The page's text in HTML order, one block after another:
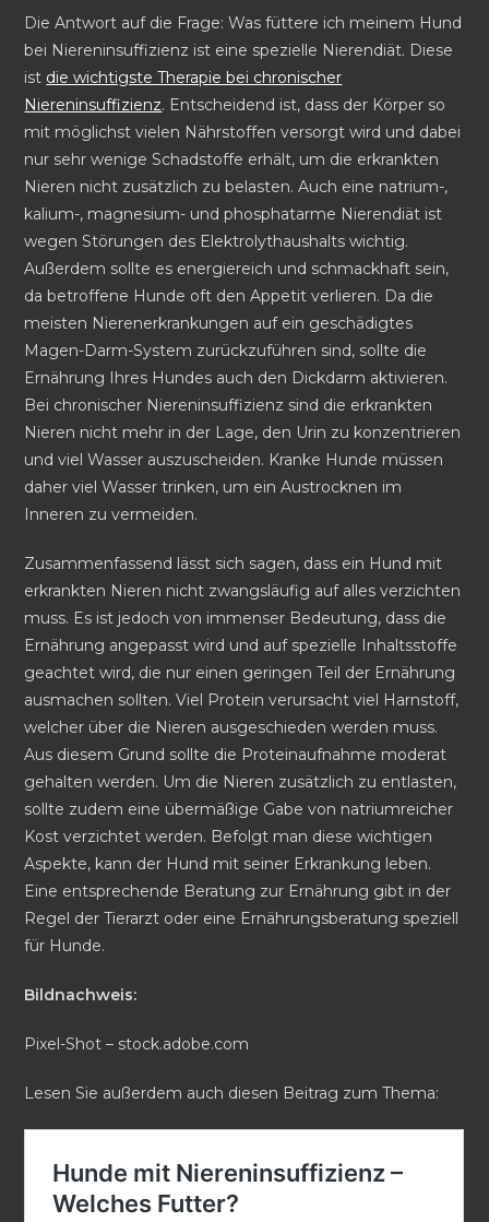
Die Antwort auf die Frage: Was füttere ich meinem Hund
bei Niereninsuffizienz ist eine spezielle Nierendiät. Diese
ist die wichtigste Therapie bei chronischer
Niereninsuffizienz. Entscheidend ist, dass der Körper so
mit möglichst vielen Nährstoffen versorgt wird und dabei
nur sehr wenige Schadstoffe erhält, um die erkrankten
Nieren nicht zusätzlich zu belasten. Auch eine natrium-,
kalium-, magnesium- und phosphatarme Nierendiät ist
wegen Störungen des Elektrolythaushalts wichtig.
Außerdem sollte es energiereich und schmackhaft sein,
da betroffene Hunde oft den Appetit verlieren. Da die
meisten Nierenerkrankungen auf ein geschädigtes
Magen-Darm-System zurückzuführen sind, sollte die
Ernährung Ihres Hundes auch den Dickdarm aktivieren.
Bei chronischer Niereninsuffizienz sind die erkrankten
Nieren nicht mehr in der Lage, den Urin zu konzentrieren
und viel Wasser auszuscheiden. Kranke Hunde müssen
daher viel Wasser trinken, um ein Austrocknen im
Inneren zu vermeiden.
Zusammenfassend lässt sich sagen, dass ein Hund mit
erkrankten Nieren nicht zwangsläufig auf alles verzichten
muss. Es ist jedoch von immenser Bedeutung, dass die
Ernährung angepasst wird und auf spezielle Inhaltsstoffe
geachtet wird, die nur einen geringen Teil der Ernährung
ausmachen sollten. Viel Protein verursacht viel Harnstoff,
welcher über die Nieren ausgeschieden werden muss.
Aus diesem Grund sollte die Proteinaufnahme moderat
gehalten werden. Um die Nieren zusätzlich zu entlasten,
sollte zudem eine übermäßige Gabe von natriumreicher
Kost verzichtet werden. Befolgt man diese wichtigen
Aspekte, kann der Hund mit seiner Erkrankung leben.
Eine entsprechende Beratung zur Ernährung gibt in der
Regel der Tierarzt oder eine Ernährungsberatung speziell
für Hunde.
Bildnachweis:
Pixel-Shot – stock.adobe.com
Lesen Sie außerdem auch diesen Beitrag zum Thema: